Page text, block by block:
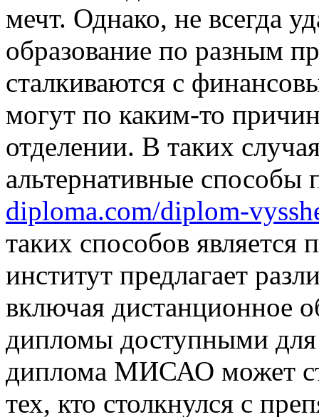
мечт. Однако, не всегда
образование по разным
сталкиваются с
могут по каким-то
отделении. В таких
альтернативные
diploma.com/diplom-
таких способов
институт предлагает
включая дистанционное
дипломы доступными
диплома МИСАО может
тех, кто столкнулся с